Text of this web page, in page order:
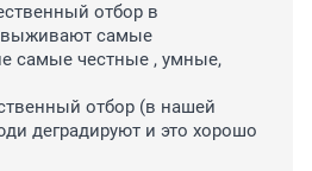
отбор в
выживают самые
самые честные , умные,
отбор (в нашей
деградируют и это хорошо